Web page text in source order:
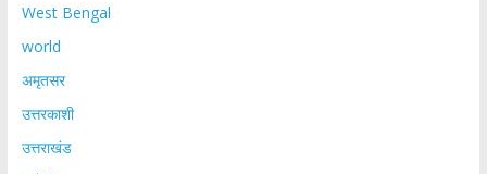
West Bengal
world
अमृतसर
उत्तरकाशी
उत्तराखंड